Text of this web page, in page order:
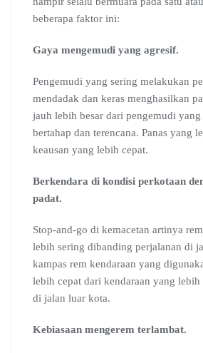
beberapa faktor ini:
Gaya mengemudi yang agresif.
Pengemudi yang sering melakukan
mendadak dan keras menghasilkan
jauh lebih besar dari pengemudi yang
bertahap dan terencana. Panas yang
keausan yang lebih cepat.
Berkendara di kondisi perkotaan
padat.
Stop-and-go di kemacetan artinya
lebih sering dibanding perjalanan di
kampas rem kendaraan yang
lebih cepat dari kendaraan yang
di jalan luar kota.
Kebiasaan mengerem terlambat.